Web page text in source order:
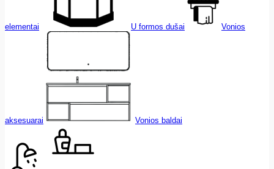
elementai U formos dušai Vonios
aksesuarai Vonios baldai